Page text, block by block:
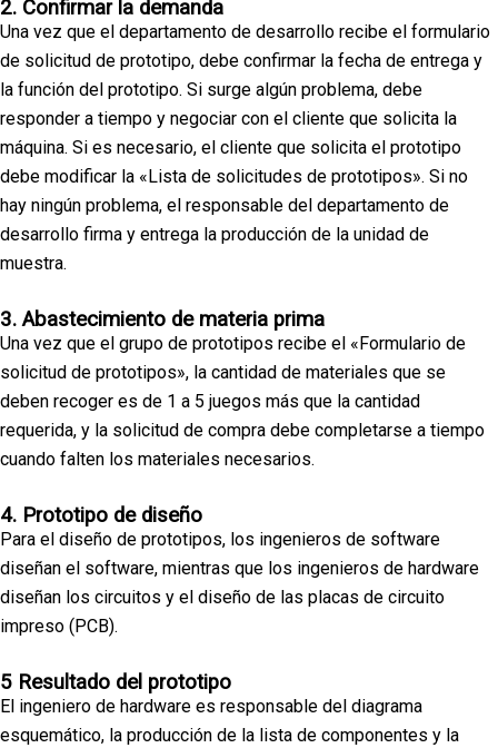
2. Confirmar la demanda
Una vez que el departamento de desarrollo recibe el formulario
de solicitud de prototipo, debe confirmar la fecha de entrega y
la función del prototipo. Si surge algún problema, debe
responder a tiempo y negociar con el cliente que solicita la
máquina. Si es necesario, el cliente que solicita el prototipo
debe modificar la «Lista de solicitudes de prototipos». Si no
hay ningún problema, el responsable del departamento de
desarrollo firma y entrega la producción de la unidad de
muestra.
3. Abastecimiento de materia prima
Una vez que el grupo de prototipos recibe el «Formulario de
solicitud de prototipos», la cantidad de materiales que se
deben recoger es de 1 a 5 juegos más que la cantidad
requerida, y la solicitud de compra debe completarse a tiempo
cuando falten los materiales necesarios.
4. Prototipo de diseño
Para el diseño de prototipos, los ingenieros de software
diseñan el software, mientras que los ingenieros de hardware
diseñan los circuitos y el diseño de las placas de circuito
impreso (PCB).
5 Resultado del prototipo
El ingeniero de hardware es responsable del diagrama
esquemático, la producción de la lista de componentes y la